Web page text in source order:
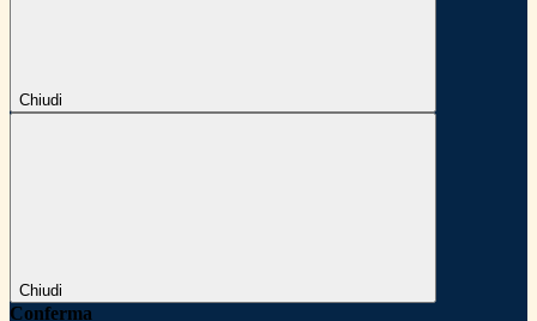
Chiudi
Chiudi
Conferma